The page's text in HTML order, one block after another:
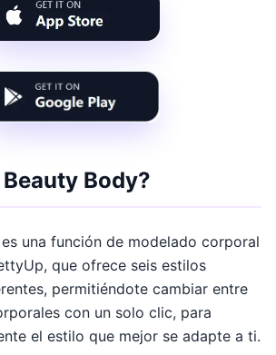
Body?
una función de modelado corporal
que ofrece seis estilos
permitiéndote cambiar entre
con un solo clic, para
el estilo que mejor se adapte a ti.